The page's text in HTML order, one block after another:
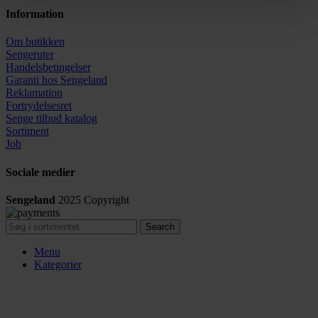
Information
Om butikken
Sengeruter
Handelsbetingelser
Garanti hos Sengeland
Reklamation
Fortrydelsesret
Senge tilbud katalog
Sortiment
Job
Sociale medier
Sengeland 2025 Copyright
Search
Menu
Kategorier